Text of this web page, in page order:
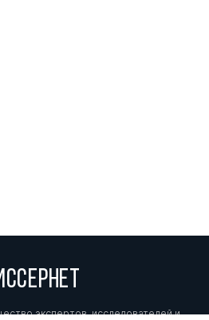
экспертов, исследователей и